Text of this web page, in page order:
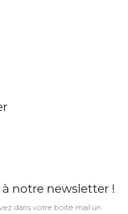
à notre newsletter !
dans votre boite mail un